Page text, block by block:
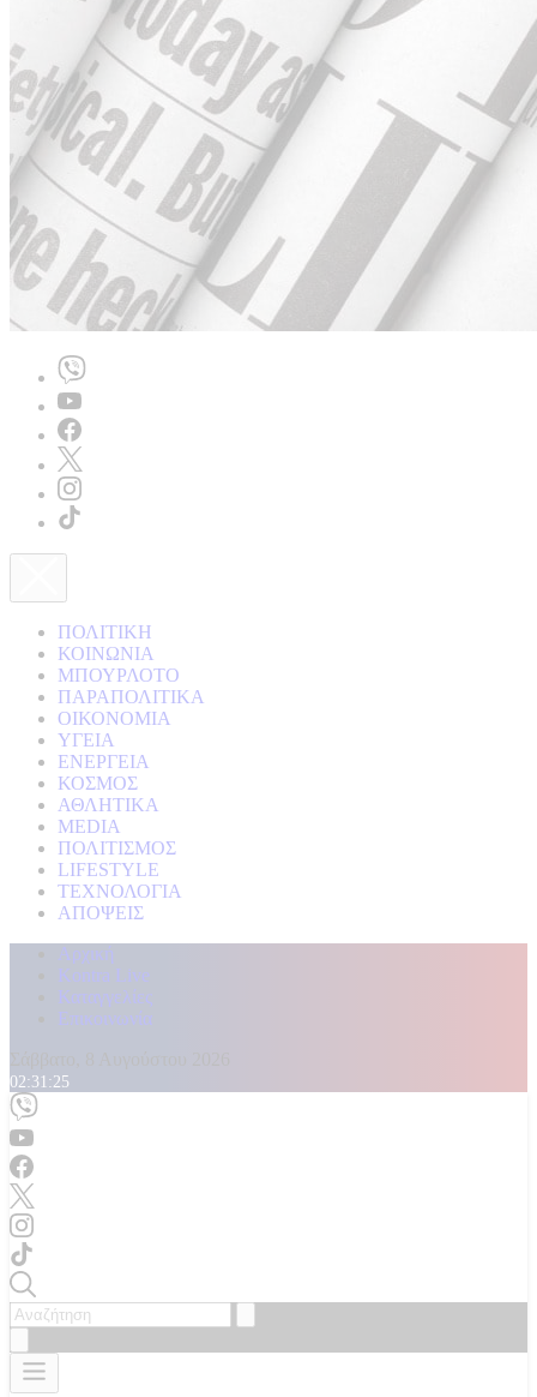
ΠΟΛΙΤΙΚΗ
ΚΟΙΝΩΝΙΑ
ΜΠΟΥΡΛΟΤΟ
ΠΑΡΑΠΟΛΙΤΙΚΑ
ΟΙΚΟΝΟΜΙΑ
ΥΓΕΙΑ
ΕΝΕΡΓΕΙΑ
ΚΟΣΜΟΣ
ΑΘΛΗΤΙΚΑ
MEDIA
ΠΟΛΙΤΙΣΜΟΣ
LIFESTYLE
ΤΕΧΝΟΛΟΓΙΑ
ΑΠΟΨΕΙΣ
Αρχική
Kontra Live
Καταγγελίες
Επικοινωνία
02:31:27